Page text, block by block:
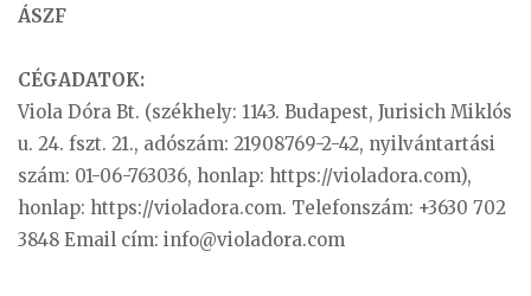
ÁSZF
CÉGADATOK:
Viola Dóra Bt. (székhely: 1143. Budapest, Jurisich Miklós
u. 24. fszt. 21., adószám: 21908769-2-42, nyilvántartási
szám: 01-06-763036, honlap: https://violadora.com),
honlap: https://violadora.com. Telefonszám: +3630 702
3848 Email cím: info@violadora.com